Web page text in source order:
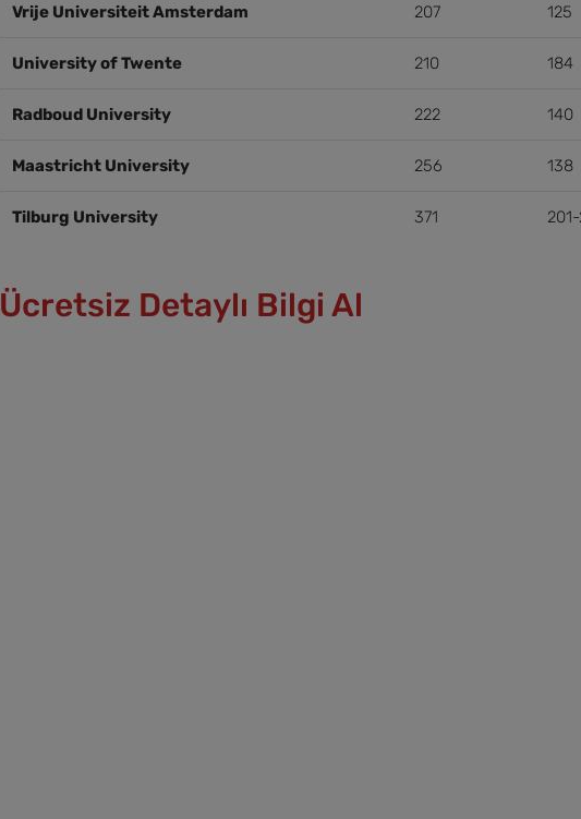
Vrije Universiteit Amsterdam 207 125
University of Twente 210 184
Radboud University 222 140
Maastricht University 256 138
Tilburg University 371
Ücretsiz Detaylı Bilgi Al